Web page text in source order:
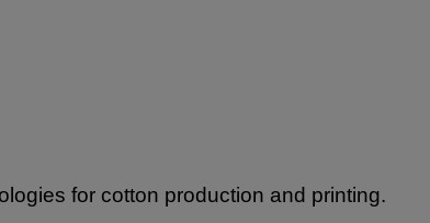
for cotton production and printing.